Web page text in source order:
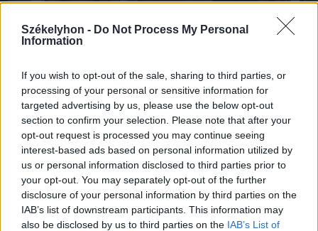
Székelyhon - Do Not Process My Personal
Information
If you wish to opt-out of the sale, sharing to third parties, or
processing of your personal or sensitive information for
targeted advertising by us, please use the below opt-out
section to confirm your selection. Please note that after your
opt-out request is processed you may continue seeing
interest-based ads based on personal information utilized by
us or personal information disclosed to third parties prior to
your opt-out. You may separately opt-out of the further
disclosure of your personal information by third parties on the
IAB’s list of downstream participants. This information may
also be disclosed by us to third parties on the IAB’s List of
2026. június 25., csütörtök
Egyre fokozódik a hőség, hétfőig
marad a kánikula